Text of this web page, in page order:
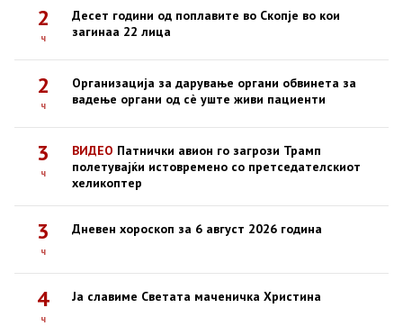
2
ч
Десет години од поплавите во Скопје во кои
загинаа 22 лица
2
ч
Организација за дарување органи обвинета за
вадење органи од сè уште живи пациенти
3
ч
ВИДЕО Патнички авион го загрози Трамп
полетувајќи истовремено со претседателскиот
хеликоптер
3
ч
Дневен хороскоп за 6 август 2026 година
4
ч
Ја славиме Светата маченичка Христина